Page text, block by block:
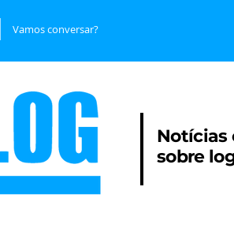
Vamos conversar?
Notícias
sobre